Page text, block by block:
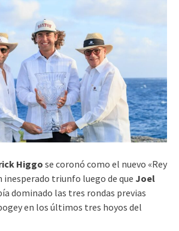
Higgose coronó como el nuevo «Rey
inesperado triunfo luego de que Joel
dominado las tres rondas previas
en los últimos tres hoyos del